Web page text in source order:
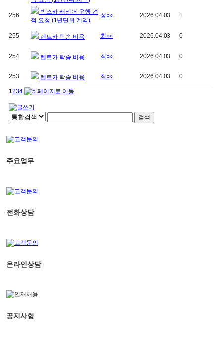
256
박스카 캐리어 운행 견
적 요청 (1년단위 계약)
성○○ 2026.04.03 1
255 렌트카 탁송 비용 최○○ 2026.04.03 0
254 렌트카 탁송 비용 최○○ 2026.04.03 0
253 렌트카 탁송 비용 최○○ 2026.04.03 0
1234
주요업무
전화상담
온라인상담
공지사항